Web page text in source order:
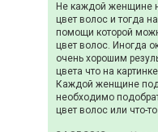
Не каждой женщине
цвет волос и тогда
помощи которой
цвет волос. Иногда
очень хорошим
цвета что на
Каждой женщине
необходимо
цвет волос или что-то